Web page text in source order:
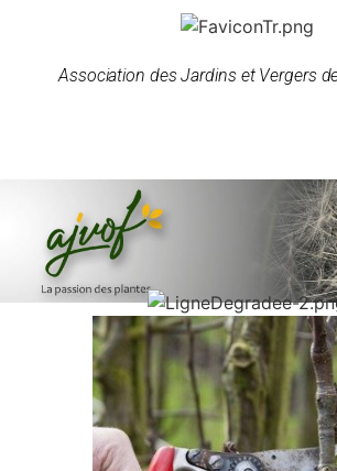
Association des Jardins et Vergers